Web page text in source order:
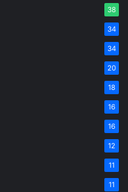
38
34
34
20
18
16
16
12
11
11